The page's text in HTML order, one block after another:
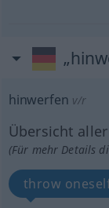
hinwerfen v/r
Übersicht
(Für mehr Details
throw